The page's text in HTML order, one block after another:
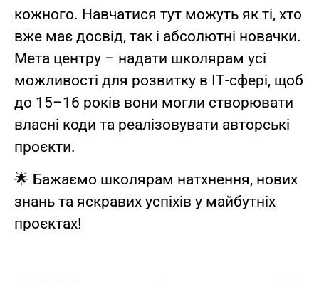
кожного. Навчатися тут можуть як ті, хто
вже має досвід, так і абсолютні новачки.
Мета центру – надати школярам усі
можливості для розвитку в ІТ-сфері, щоб
до 15–16 років вони могли створювати
власні коди та реалізовувати авторські
проєкти.
🌟 Бажаємо школярам натхнення, нових
знань та яскравих успіхів у майбутніх
проєктах!